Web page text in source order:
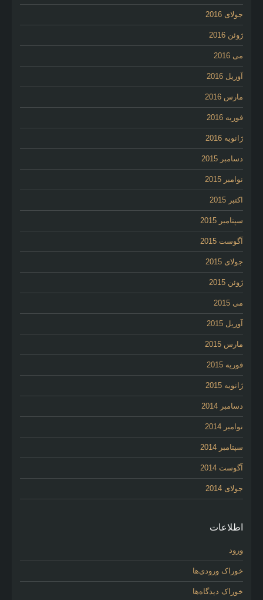
جولای 2016
ژوئن 2016
می 2016
آوریل 2016
مارس 2016
فوریه 2016
ژانویه 2016
دسامبر 2015
نوامبر 2015
اکتبر 2015
سپتامبر 2015
آگوست 2015
جولای 2015
ژوئن 2015
می 2015
آوریل 2015
مارس 2015
فوریه 2015
ژانویه 2015
دسامبر 2014
نوامبر 2014
سپتامبر 2014
آگوست 2014
جولای 2014
اطلاعات
ورود
خوراک ورودی‌ها
خوراک دیدگاه‌ها